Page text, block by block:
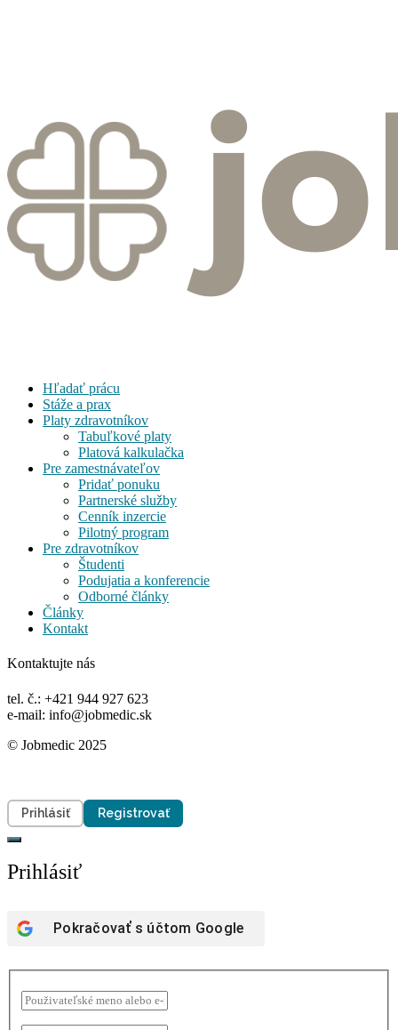
Hľadať prácu
Stáže a prax
Platy zdravotníkov
Tabuľkové platy
Platová kalkulačka
Pre zamestnávateľov
Pridať ponuku
Partnerské služby
Cenník inzercie
Pilotný program
Pre zdravotníkov
Študenti
Podujatia a konferencie
Odborné články
Články
Kontakt
Kontaktujte nás
tel. č.: +421 944 927 623
e-mail: info@jobmedic.sk
© Jobmedic 2025
Prihlásiť Registrovať
Prihlásiť
Pokračovať s účtom Google